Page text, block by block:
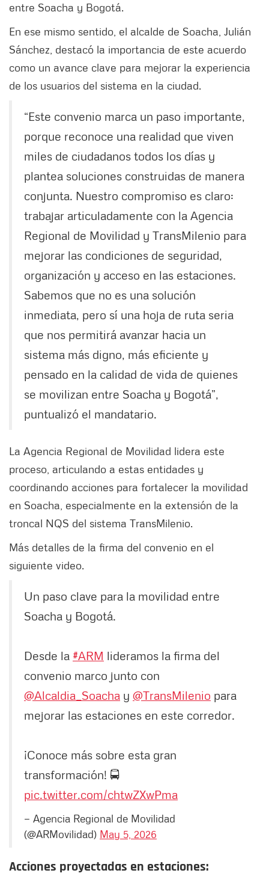
entre Soacha y Bogotá.
En ese mismo sentido, el alcalde de Soacha, Julián
Sánchez, destacó la importancia de este acuerdo
como un avance clave para mejorar la experiencia
de los usuarios del sistema en la ciudad.
“Este convenio marca un paso importante,
porque reconoce una realidad que viven
miles de ciudadanos todos los días y
plantea soluciones construidas de manera
conjunta. Nuestro compromiso es claro:
trabajar articuladamente con la Agencia
Regional de Movilidad y TransMilenio para
mejorar las condiciones de seguridad,
organización y acceso en las estaciones.
Sabemos que no es una solución
inmediata, pero sí una hoja de ruta seria
que nos permitirá avanzar hacia un
sistema más digno, más eficiente y
pensado en la calidad de vida de quienes
se movilizan entre Soacha y Bogotá”,
puntualizó el mandatario.
La Agencia Regional de Movilidad lidera este
proceso, articulando a estas entidades y
coordinando acciones para fortalecer la movilidad
en Soacha, especialmente en la extensión de la
troncal NQS del sistema TransMilenio.
Más detalles de la firma del convenio en el
siguiente video.
Un paso clave para la movilidad entre
Soacha y Bogotá.
Desde la #ARM lideramos la firma del
convenio marco junto con
@Alcaldia_Soacha y @TransMilenio para
mejorar las estaciones en este corredor.
¡Conoce más sobre esta gran
transformación! 🚍
pic.twitter.com/chtwZXwPma
— Agencia Regional de Movilidad
(@ARMovilidad) May 5, 2026
Acciones proyectadas en estaciones: